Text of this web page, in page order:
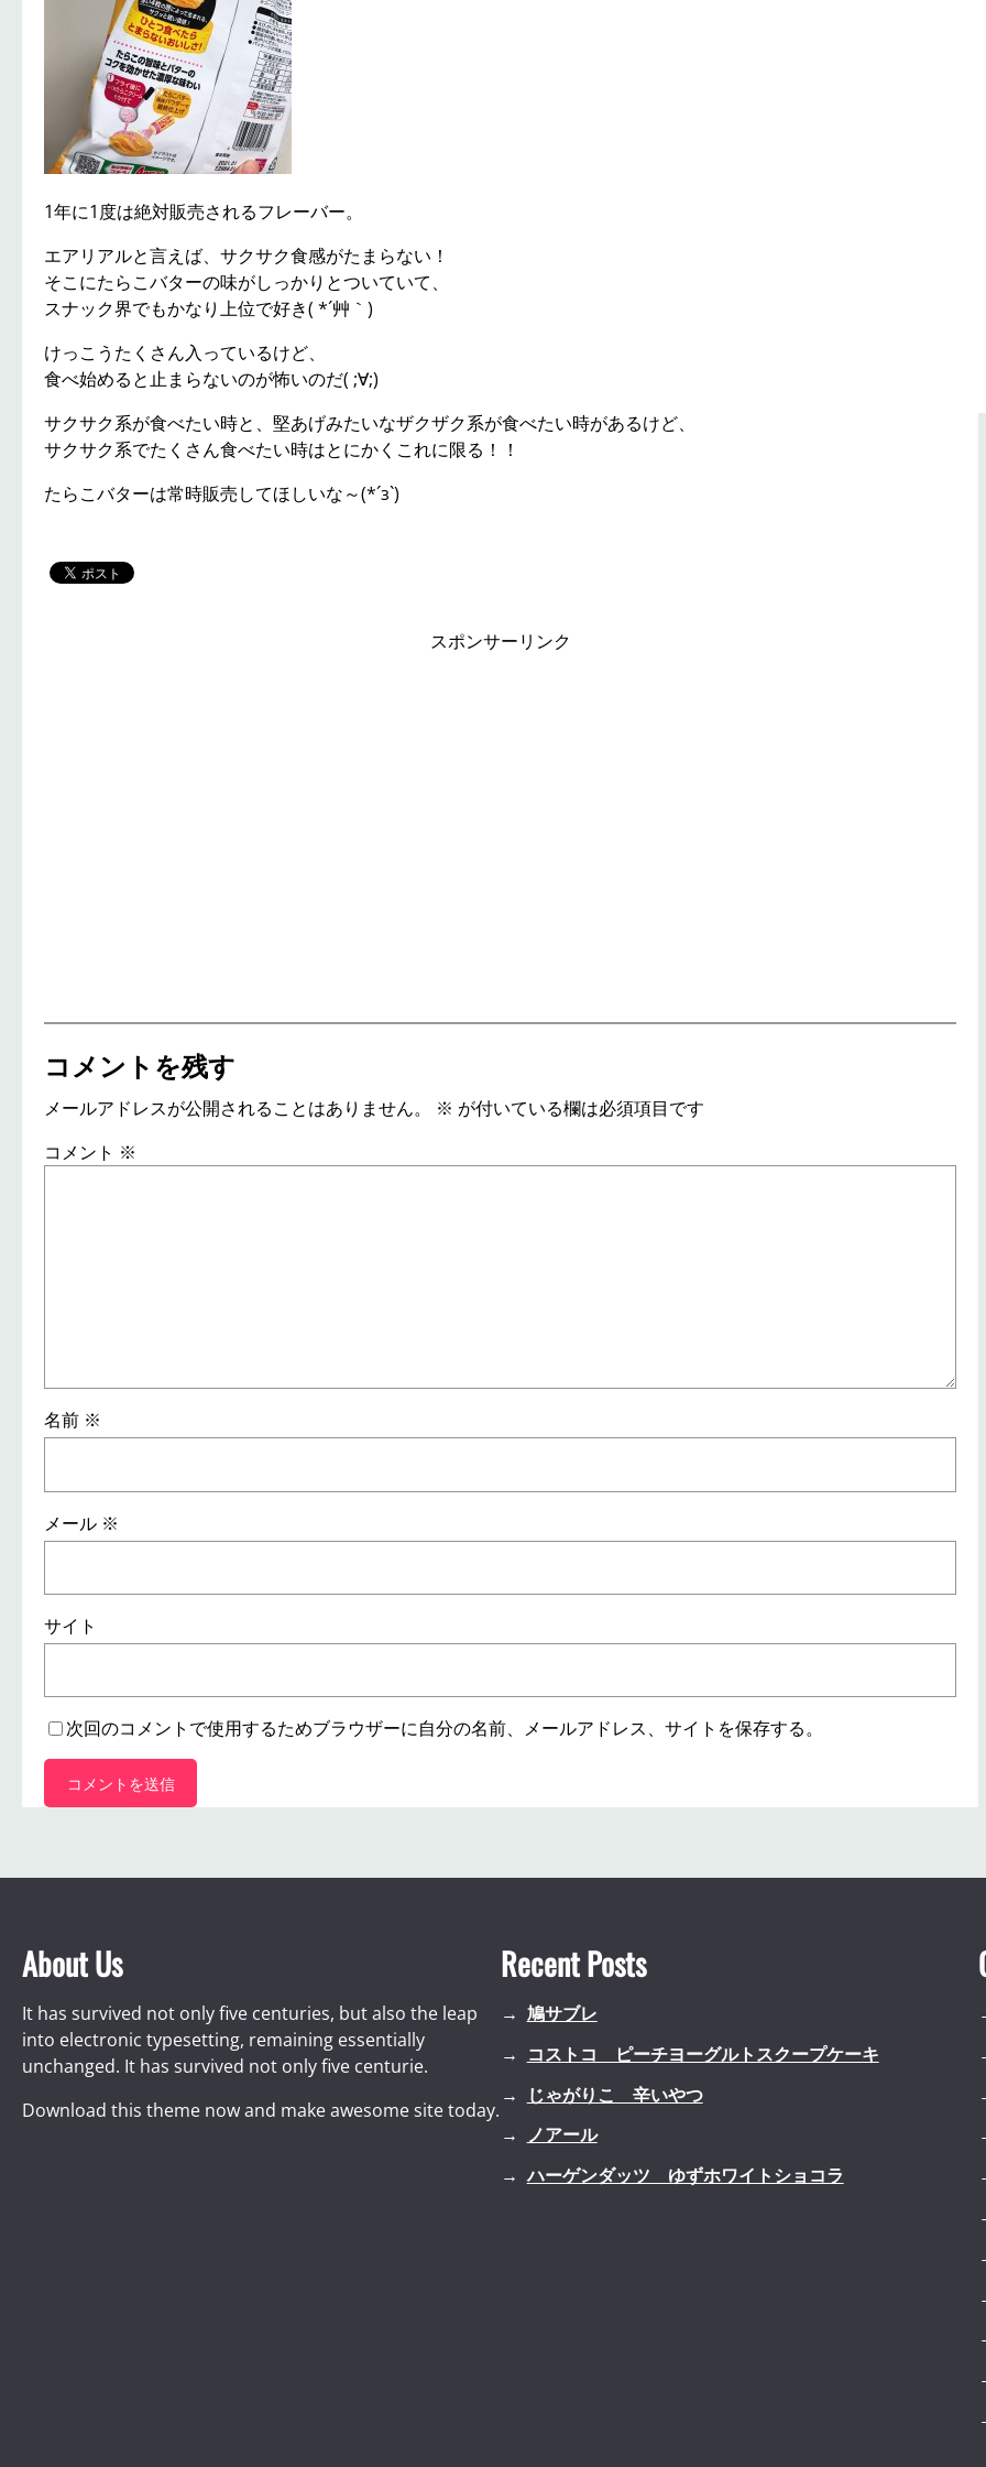
1年に1度は絶対販売されるフレーバー。
エアリアルと言えば、サクサク食感がたまらない！
そこにたらこバターの味がしっかりとついていて、
スナック界でもかなり上位で好き( *´艸｀)
けっこうたくさん入っているけど、
食べ始めると止まらないのが怖いのだ( ;∀;)
サクサク系が食べたい時と、堅あげみたいなザクザク系が食べたい時があるけど、
サクサク系でたくさん食べたい時はとにかくこれに限る！！
たらこバターは常時販売してほしいな～(*´з`)
スポンサーリンク
コメントを残す
メールアドレスが公開されることはありません。 ※ が付いている欄は必須項目です
コメント ※
名前 ※
メール ※
サイト
次回のコメントで使用するためブラウザーに自分の名前、メールアドレス、サイトを保存する。
About Us
It has survived not only five centuries, but also the leap
into electronic typesetting, remaining essentially
unchanged. It has survived not only five centurie.
Download this theme now and make awesome site today.
Recent Posts
鳩サブレ
コストコ ピーチヨーグルトスクープケーキ
じゃがりこ 辛いやつ
ノアール
ハーゲンダッツ ゆずホワイトショコラ